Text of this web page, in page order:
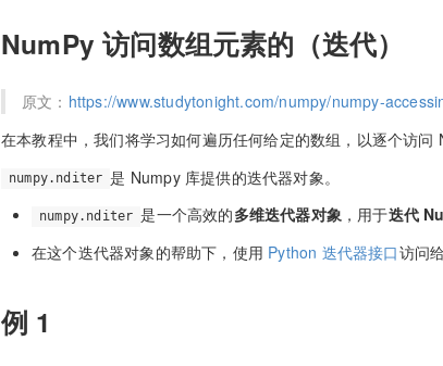
NumPy 访问数组元素的（迭代）
原文： https://www.studytonight.com/numpy/numpy-
在本教程中，我们将学习如何遍历任何给定的数组，以逐个访问
numpy.nditer 是 Numpy 库提供的迭代器对象。
numpy.nditer 是一个高效的多维迭代器对象 ，用于迭代
在这个迭代器对象的帮助下，使用 Python 迭代器接口访问
例 1